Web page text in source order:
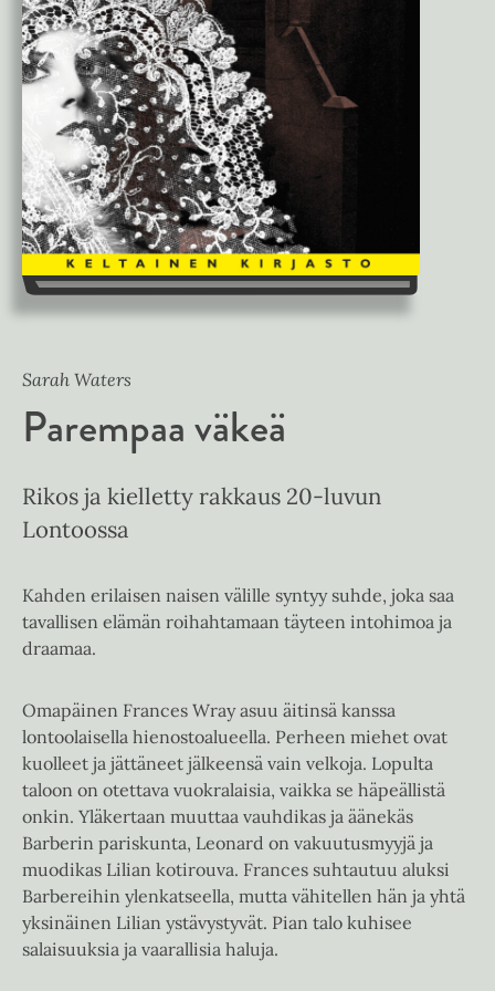
Sarah Waters
Parempaa väkeä
Rikos ja kielletty rakkaus 20-luvun
Lontoossa
Kahden erilaisen naisen välille syntyy suhde, joka saa
tavallisen elämän roihahtamaan täyteen intohimoa ja
draamaa.
Omapäinen Frances Wray asuu äitinsä kanssa
lontoolaisella hienostoalueella. Perheen miehet ovat
kuolleet ja jättäneet jälkeensä vain velkoja. Lopulta
taloon on otettava vuokralaisia, vaikka se häpeällistä
onkin. Yläkertaan muuttaa vauhdikas ja äänekäs
Barberin pariskunta, Leonard on vakuutusmyyjä ja
muodikas Lilian kotirouva. Frances suhtautuu aluksi
Barbereihin ylenkatseella, mutta vähitellen hän ja yhtä
yksinäinen Lilian ystävystyvät. Pian talo kuhisee
salaisuuksia ja vaarallisia haluja.